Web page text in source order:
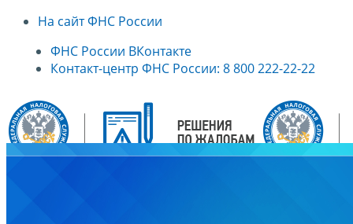
На сайт ФНС России
ФНС России ВКонтакте
Контакт-центр ФНС России: 8 800 222-22-22